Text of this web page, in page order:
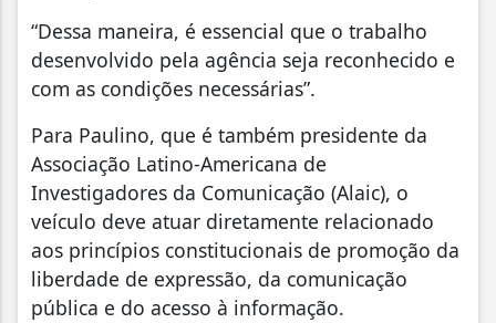
“Dessa maneira, é essencial que o trabalho
desenvolvido pela agência seja reconhecido e
com as condições necessárias”.
Para Paulino, que é também presidente da
Associação Latino-Americana de
Investigadores da Comunicação (Alaic), o
veículo deve atuar diretamente relacionado
aos princípios constitucionais de promoção da
liberdade de expressão, da comunicação
pública e do acesso à informação.